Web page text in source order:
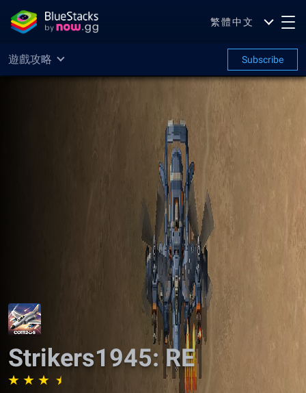
繁體中文
遊戲攻略 Subscribe
Strikers1945: RE